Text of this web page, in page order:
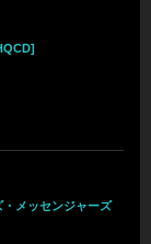
メッセンジャーズ